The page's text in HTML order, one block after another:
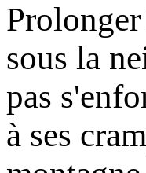
sous la
pas
à ses